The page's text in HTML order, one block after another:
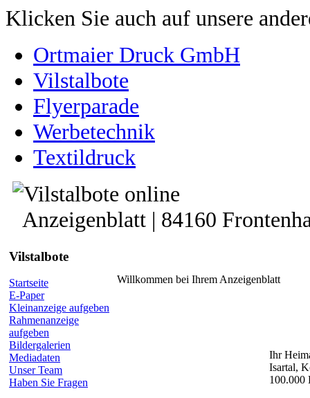
Klicken Sie auch auf unsere
Ortmaier Druck GmbH
Vilstalbote
Flyerparade
Werbetechnik
Textildruck
Anzeigenblatt | 84160
Vilstalbote
Startseite
E-Paper
Kleinanzeige aufgeben
Rahmenanzeige
aufgeben
Bildergalerien
Mediadaten
Unser Team
Haben Sie Fragen
Willkommen bei Ihrem Anzeigenblatt
Ihr
Isartal,
100.000